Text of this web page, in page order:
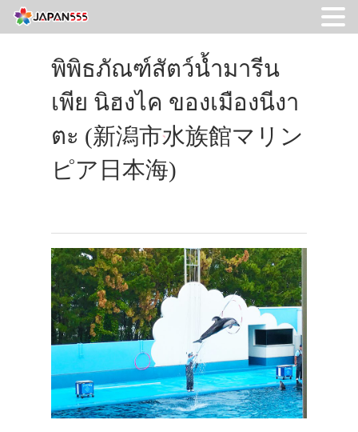
พิพิธภัณฑ์สัตว์น้ำมารีน
เพีย นิฮงไค ของเมืองนีงา
ตะ (新潟市水族館マリン
ピア日本海)